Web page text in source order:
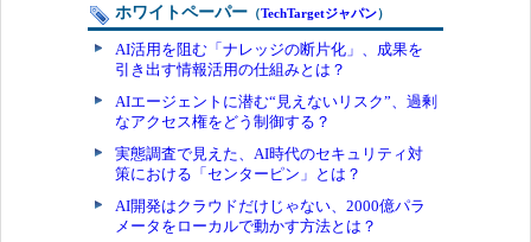
ホワイトペーパー （TechTargetジャパン）
AI活用を阻む「ナレッジの断片化」、成果を
引き出す情報活用の仕組みとは？
AIエージェントに潜む“見えないリスク”、過剰
なアクセス権をどう制御する？
実態調査で見えた、AI時代のセキュリティ対
策における「センターピン」とは？
AI開発はクラウドだけじゃない、2000億パラ
メータをローカルで動かす方法とは？